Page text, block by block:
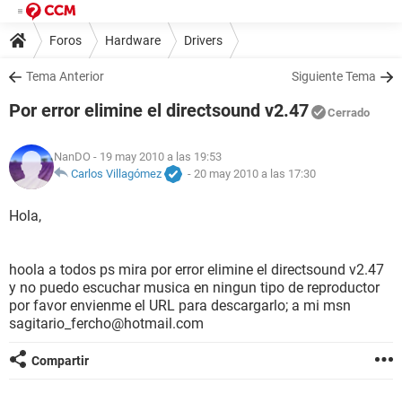
Foros Hardware Drivers
Tema Anterior Siguiente Tema
Por error elimine el directsound v2.47 Cerrado
NanDO - 19 may 2010 a las 19:53
Carlos Villagómez
- 20 may 2010 a las 17:30
Hola,
hoola a todos ps mira por error elimine el directsound v2.47
y no puedo escuchar musica en ningun tipo de reproductor
por favor envienme el URL para descargarlo; a mi msn
sagitario_fercho@hotmail.com
Compartir